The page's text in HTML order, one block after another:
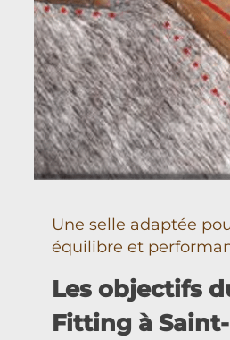
Une selle adaptée
équilibre et
Les objectifs
Fitting à